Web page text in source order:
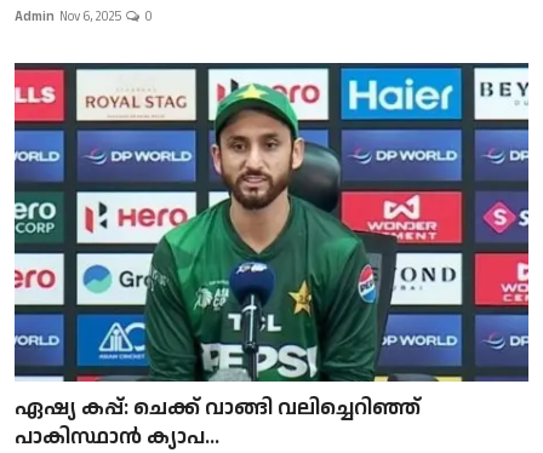
Admin Nov 6, 2025 0
ഏഷ്യ കപ്പ്: ചെക്ക് വാങ്ങി വലിച്ചെറിഞ്ഞ്
പാകിസ്ഥാൻ ക്യാപ...